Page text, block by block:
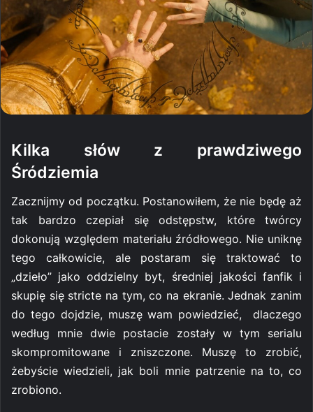
Kilka słów z prawdziwego
Śródziemia
Zacznijmy od początku. Postanowiłem, że nie będę aż
tak bardzo czepiał się odstępstw, które twórcy
dokonują względem materiału źródłowego. Nie uniknę
tego całkowicie, ale postaram się traktować to
„dzieło” jako oddzielny byt, średniej jakości fanfik i
skupię się stricte na tym, co na ekranie. Jednak zanim
do tego dojdzie, muszę wam powiedzieć, dlaczego
według mnie dwie postacie zostały w tym serialu
skompromitowane i zniszczone. Muszę to zrobić,
żebyście wiedzieli, jak boli mnie patrzenie na to, co
zrobiono.